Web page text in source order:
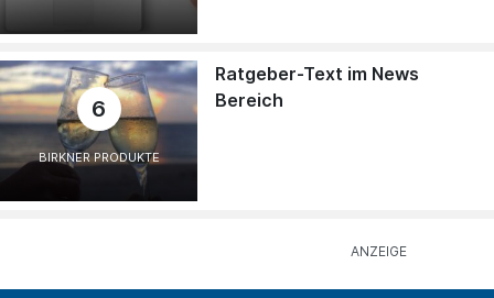
6
BIRKNER PRODUKTE
Ratgeber-Text im News
Bereich